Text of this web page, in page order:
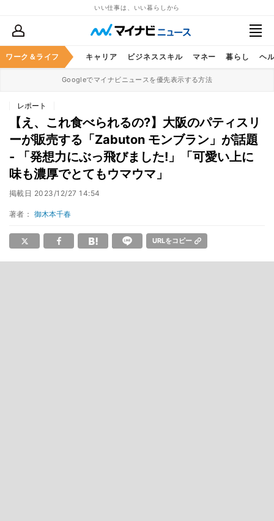
いい仕事は、いい暮らしから
ワーク＆ライフ キャリア ビジネススキル マネー 暮らし ヘ
Googleでマイナビニュースを優先表示する方法
レポート
【え、これ食べられるの?】大阪のパティスリ
ーが販売する「Zabuton モンブラン」が話題
- 「発想力にぶっ飛びました!」「可愛い上に
味も濃厚でとてもウマウマ」
掲載日 2023/12/27 14:54
著者： 御木本千春
URLをコピー